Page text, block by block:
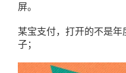
屏。
某宝支付，打开的不是
子；